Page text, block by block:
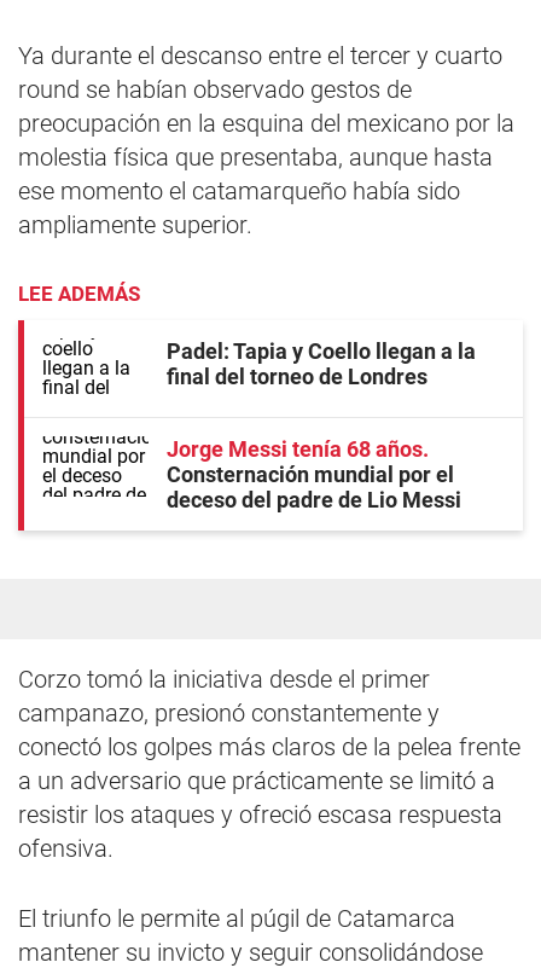
Ya durante el descanso entre el tercer y cuarto
round se habían observado gestos de
preocupación en la esquina del mexicano por la
molestia física que presentaba, aunque hasta
ese momento el catamarqueño había sido
ampliamente superior.
LEE ADEMÁS
Padel: Tapia y Coello llegan a la
final del torneo de Londres
Jorge Messi tenía 68 años
Consternación mundial por el
deceso del padre de Lio Messi
Corzo tomó la iniciativa desde el primer
campanazo, presionó constantemente y
conectó los golpes más claros de la pelea frente
a un adversario que prácticamente se limitó a
resistir los ataques y ofreció escasa respuesta
ofensiva.
El triunfo le permite al púgil de Catamarca
mantener su invicto y seguir consolidándose